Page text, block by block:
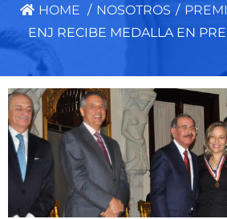
HOME / NOSOTROS /
ENJ RECIBE MEDALLA EN